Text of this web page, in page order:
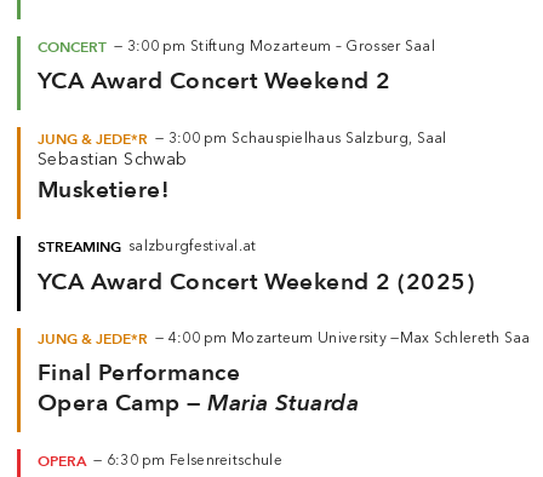
CONCERT — 3:00 pm Stiftung Mozarteum – Grosser Saal
YCA Award Concert Weekend 2
JUNG & JEDE*R — 3:00 pm Schauspielhaus Salzburg, Saal
Sebastian Schwab
Musketiere!
STREAMING salzburgfestival.at
YCA Award Concert Weekend 2 (2025)
JUNG & JEDE*R — 4:00 pm Mozarteum University — Max Schlereth Saal
Final Performance
Opera Camp —Maria Stuarda
OPERA — 6:30 pm Felsenreitschule